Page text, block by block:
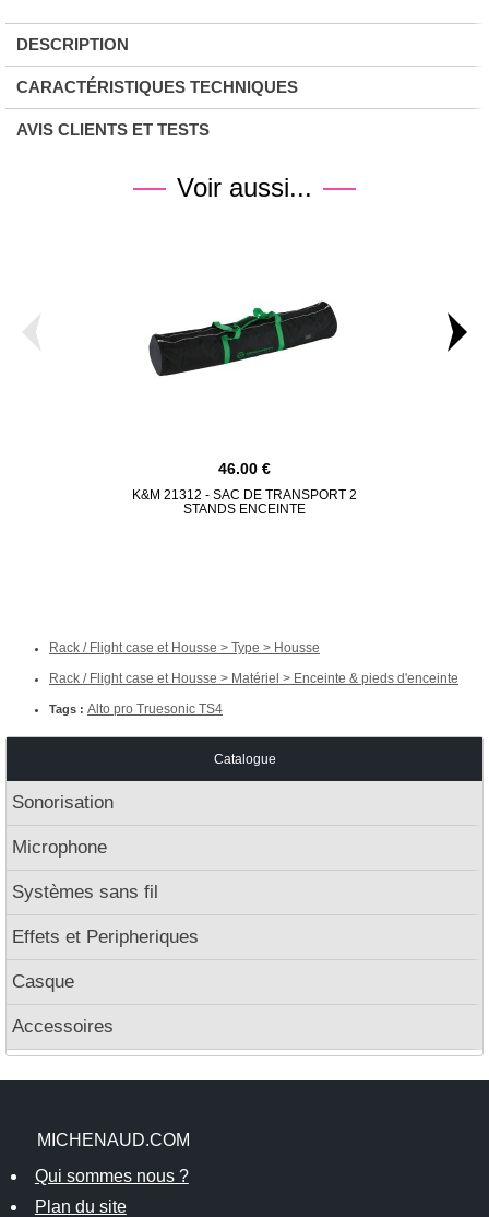
DESCRIPTION
CARACTÉRISTIQUES TECHNIQUES
AVIS CLIENTS ET TESTS
Voir aussi...
46.00
K&M 21312 - SAC DE TRANSPORT 2
STANDS ENCEINTE
Rack / Flight case et Housse > Type > Housse
Rack / Flight case et Housse > Matériel > Enceinte & pieds d'enceinte
Tags : Alto pro Truesonic TS4
Catalogue
Sonorisation
Microphone
Systèmes sans fil
Effets et Peripheriques
Casque
Accessoires
MICHENAUD.COM
Qui sommes nous ?
Plan du site